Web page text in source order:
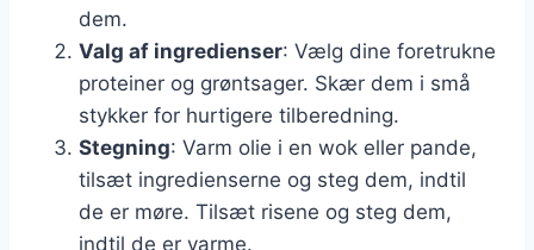
dem.
Valg af ingredienser: Vælg dine foretrukne
proteiner og grøntsager. Skær dem i små
stykker for hurtigere tilberedning.
Stegning: Varm olie i en wok eller pande,
tilsæt ingredienserne og steg dem, indtil
de er møre. Tilsæt risene og steg dem,
indtil de er varme.